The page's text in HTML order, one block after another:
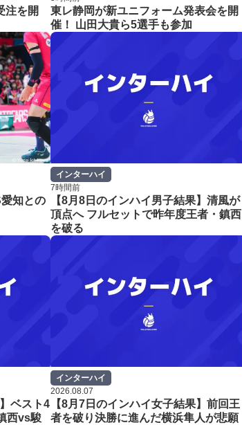
注を開
東レ静岡が新ユニフォーム発表会を開
催！ 山田大貴ら5選手も参加
知との
インターハイ
7時間前
【8月8日のインハイ男子結果】清風が
頂点へ フルセットで昨年度王者・鎮西
を破る
ベスト4
西vs駿
インターハイ
2026.08.07
【8月7日のインハイ女子結果】前回王
者を破り決勝に進んだ横浜隼人が悲願